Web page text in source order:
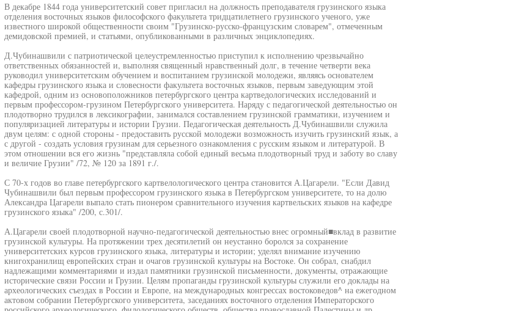
В декабре 1844 года университетский совет пригласил на должность преподавателя грузинского языка
отделения восточных языков философского факультета тридцатилетнего грузинского ученого, уже
известного широкой общественности своим "Грузинско-русско-французским словарем", отмеченным
демидовской премией, и статьями, опубликованными в различных энциклопедиях.
Д.Чубинашвили с патриотической целеустремленностью приступил к исполнению чрезвычайно
ответственных обязанностей и, выполняя священный нравственный долг, в течение четверти века
руководил университетским обучением и воспитанием грузинской молодежи, являясь основателем
кафедры грузинского языка и словесности факультета восточных языков, первым заведующим этой
кафедрой, одним из основоположников петербургского центра картведологических исследований и
первым профессором-грузином Петербургского университета. Наряду с педагогической деятельностью он
плодотворно трудился в лексикографии, занимался составлением грузинской грамматики, изучением и
популяризацией литературы и истории Грузии. Педагогическая деятельность Д.Чубинашвили служила
двум целям: с одной стороны - предоставить русской молодежи возможность изучить грузинский язык, а
с другой - создать условия грузинам для серьезного ознакомления с русским языком и литературой. В
этом отношении вся его жизнь "представляла собой единый весьма плодотворный труд и заботу во славу
и величие Грузии" /72, № 120 за 1891 г./.
С 70-х годов во главе петербургского картвелологического центра становится А.Цагарели. "Если Давид
Чубинашвили был первым профессором грузинского языка в Петербургском университете, то на долю
Александра Цагарели выпало стать пионером сравнительного изучения картвельских языков на кафедре
грузинского языка" /200, с.301/.
А.Цагарели своей плодотворной научно-педагогической деятельностью внес огромный■вклад в развитие
грузинской культуры. На протяжении трех десятилетий он неустанно боролся за сохранение
университетских курсов грузинского языка, литературы и истории; уделял внимание изучению
книгохранилищ европейских стран и очагов грузинской культуры на Востоке. Он собрал, снабдил
надлежащими комментариями и издал памятники грузинской письменности, документы, отражающие
исторические связи России и Грузии. Целям пропаганды грузинской культуры служили его доклады на
археологических съездах в России и Европе, на международных конгрессах востоковедов^ на ежегодном
актовом собрании Петербургского университета, заседаниях восточного отделения Императорского